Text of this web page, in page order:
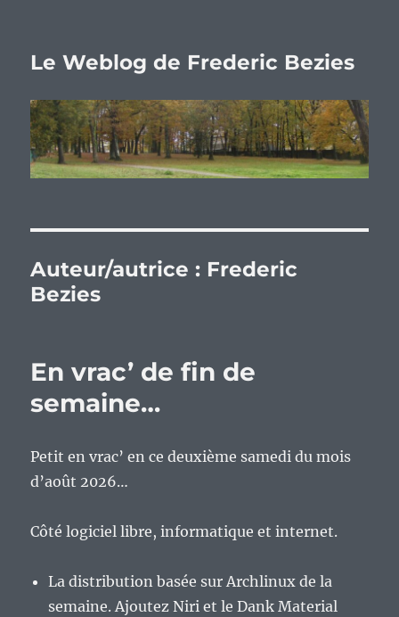
Le Weblog de Frederic Bezies
Auteur/autrice : Frederic
Bezies
En vrac’ de fin de
semaine…
Petit en vrac’ en ce deuxième samedi du mois
d’août 2026…
Côté logiciel libre, informatique et internet.
La distribution basée sur Archlinux de la
semaine. Ajoutez Niri et le Dank Material